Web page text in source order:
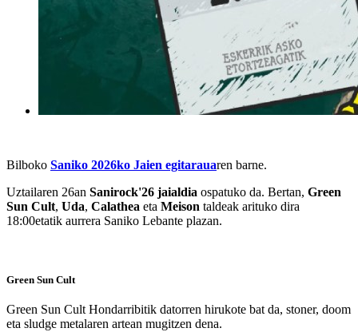
Bilboko Saniko 2026ko Jaien egitarauaren barne.
Uztailaren 26an Sanirock'26 jaialdia ospatuko da. Bertan, Green
Sun Cult, Uda, Calathea eta Meison taldeak arituko dira
18:00etatik aurrera Saniko Lebante plazan.
Green Sun Cult
Green Sun Cult Hondarribitik datorren hirukote bat da, stoner, doom
eta sludge metalaren artean mugitzen dena.